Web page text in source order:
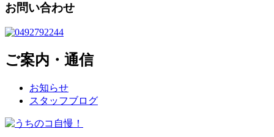
お問い合わせ
ご案内・通信
お知らせ
スタッフブログ